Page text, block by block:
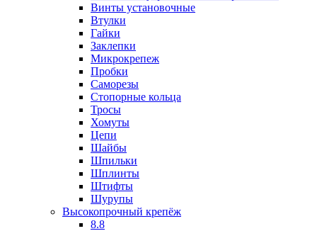
Винты установочные
Втулки
Гайки
Заклепки
Микрокрепеж
Пробки
Саморезы
Стопорные кольца
Тросы
Хомуты
Цепи
Шайбы
Шпильки
Шплинты
Штифты
Шурупы
Высокопрочный крепёж
8.8